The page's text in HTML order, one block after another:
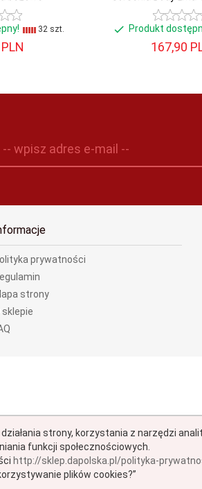
32 szt.
PLN
Produkt
167,90
-- wpisz adres e-mail --
prywatności
strony
sklepie
strony, korzystania z narzędzi
funkcji społecznościowych.
http://sklep.dapolska.pl/polityka-
plików cookies?”